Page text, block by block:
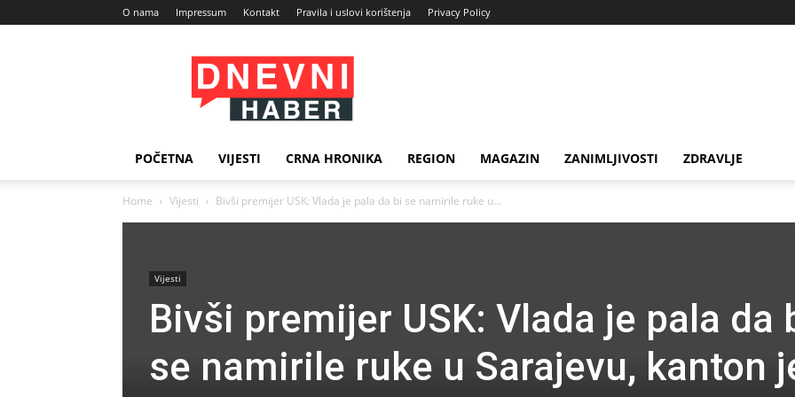
O nama Impressum Kontakt Pravila i uslovi korištenja Privacy Policy
Dnevni
Haber
POČETNA VIJESTI CRNA HRONIKA REGION MAGAZIN ZANIMLJIVOSTI ZDRAVLJE
Home Vijesti Bivši premijer USK: Vlada je pala da bi se namirile ruke u...
Vijesti
Bivši premijer USK: Vlada je pala da
se namirile ruke u Sarajevu, kanton